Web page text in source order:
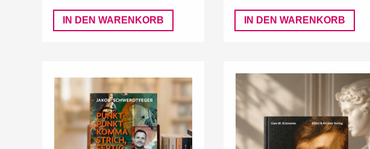
IN DEN WARENKORB IN DEN WARENKORB